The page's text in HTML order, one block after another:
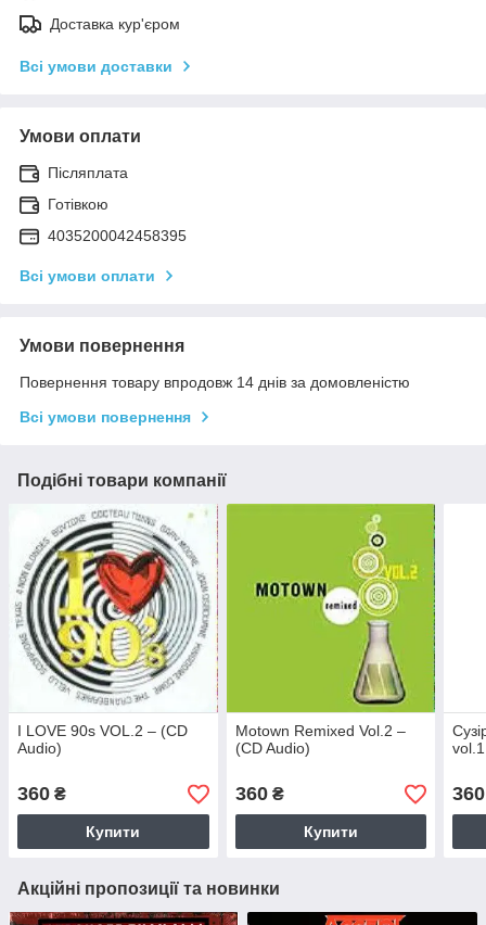
Доставка кур'єром
Всі умови доставки
Умови оплати
Післяплата
Готівкою
4035200042458395
Всі умови оплати
Умови повернення
Повернення товару впродовж 14 днів за домовленістю
Всі умови повернення
Подібні товари компанії
I LOVE 90s VOL.2 – (CD
Audio)
360 ₴
Купити
Motown Remixed Vol.2 –
(CD Audio)
360₴
Купити
360
Акційні пропозиції та новинки